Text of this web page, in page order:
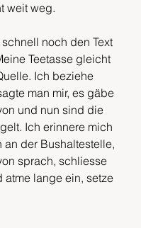
weit weg.
noch den Text
Teetasse gleicht
Ich beziehe
man mir, es gäbe
und nun sind die
Ich erinnere mich
an der Bushaltestelle,
sprach, schliesse
atme lange ein, setze